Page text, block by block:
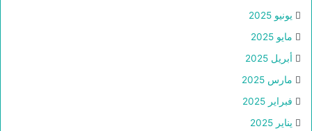
يونيو 2025
مايو 2025
أبريل 2025
مارس 2025
فبراير 2025
يناير 2025